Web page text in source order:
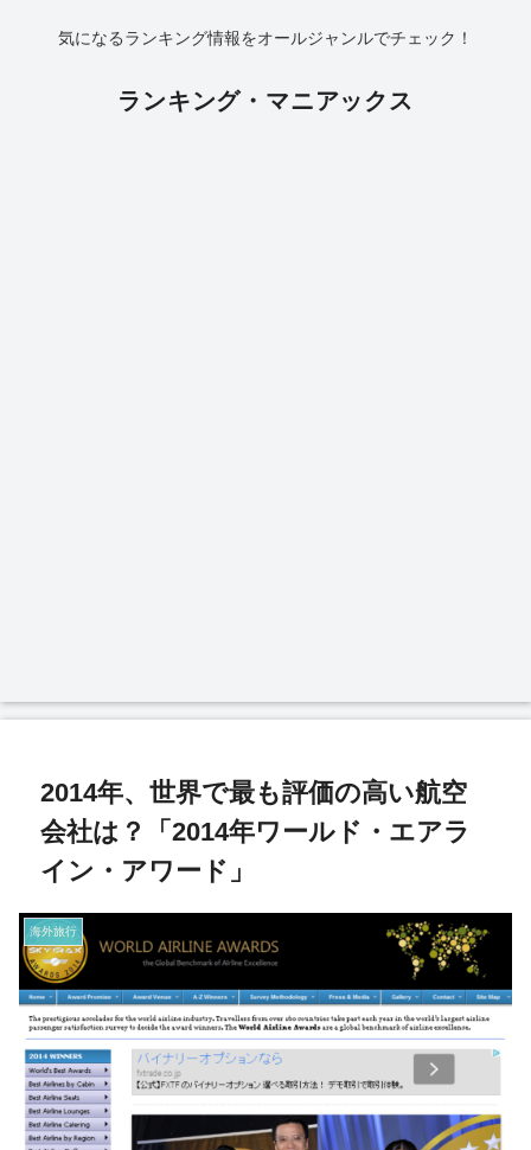
気になるランキング情報をオールジャンルでチェック！
ランキング・マニアックス
2014年、世界で最も評価の高い航空
会社は？「2014年ワールド・エアラ
イン・アワード」
海外旅行